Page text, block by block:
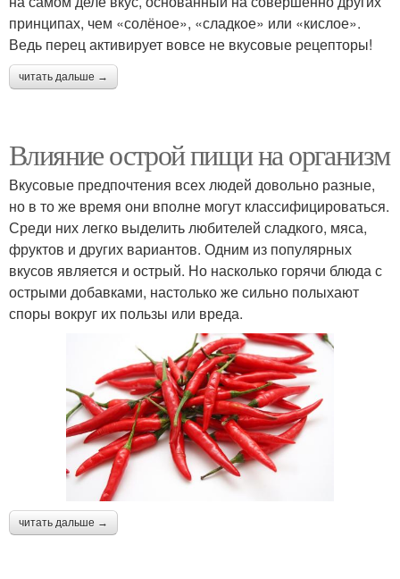
принципах, чем «солёное», «сладкое» или «кислое».
Ведь перец активирует вовсе не вкусовые рецепторы!
читать дальше →
Влияние острой пищи на организм
Вкусовые предпочтения всех людей довольно разные,
но в то же время они вполне могут классифицироваться.
Среди них легко выделить любителей сладкого, мяса,
фруктов и других вариантов. Одним из популярных
вкусов является и острый. Но насколько горячи блюда с
острыми добавками, настолько же сильно полыхают
споры вокруг их пользы или вреда.
читать дальше →